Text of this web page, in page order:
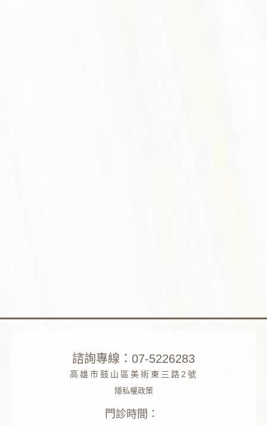
諮詢專線：07-5226283
高雄市鼓山區美術東三路2號
隱私權政策
門診時間：